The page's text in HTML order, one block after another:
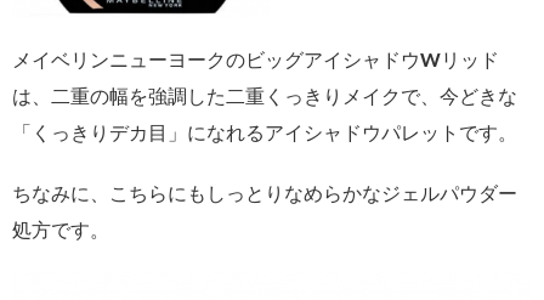
メイベリンニューヨークのビッグアイシャドウWリッド
は、二重の幅を強調した二重くっきりメイクで、今どきな
「くっきりデカ目」になれるアイシャドウパレットです。
ちなみに、こちらにもしっとりなめらかなジェルパウダー
処方です。